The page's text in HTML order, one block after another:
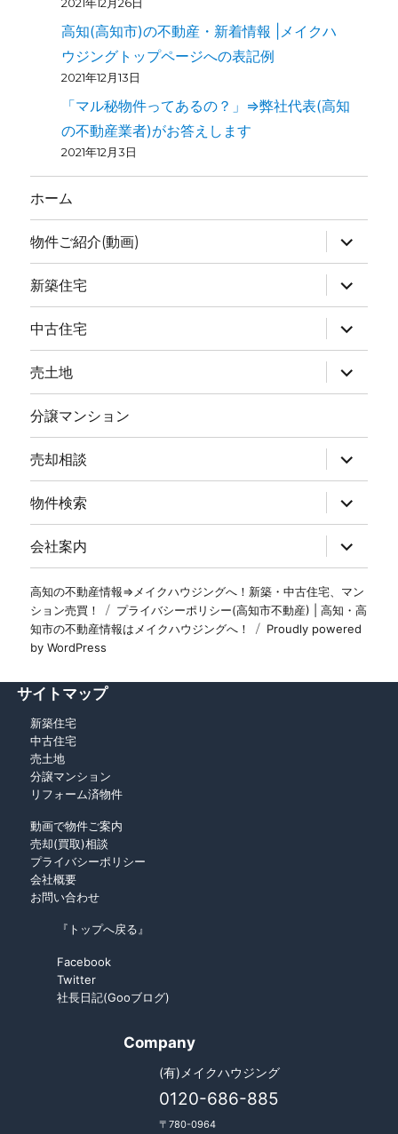
2021年12月26日
高知(高知市)の不動産・新着情報 |メイクハ
ウジングトップページへの表記例
2021年12月13日
「マル秘物件ってあるの？」⇒弊社代表(高知
の不動産業者)がお答えします
2021年12月3日
ホーム
物件ご紹介(動画)
新築住宅
中古住宅
売土地
分譲マンション
売却相談
物件検索
会社案内
高知の不動産情報⇒メイクハウジングへ！新築・中古住宅、マン
ション売買！
プライバシーポリシー(高知市不動産) | 高知・高
知市の不動産情報はメイクハウジングへ！
Proudly powered
by WordPress
サイトマップ
新築住宅
中古住宅
売土地
分譲マンション
リフォーム済物件
動画で物件ご案内
売却(買取)相談
プライバシーポリシー
会社概要
お問い合わせ
『トップへ戻る』
Facebook
Twitter
社長日記(Gooブログ)
Company
(有)メイクハウジング
0120-686-885
〒780-0964